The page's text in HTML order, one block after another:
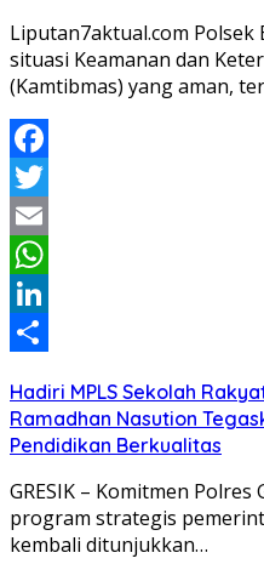
Liputan7aktual.com Polsek
situasi Keamanan dan
(Kamtibmas) yang aman,
Facebook
Twitter
Email
WhatsApp
LinkedIn
Hadiri MPLS Sekolah
Ramadhan Nasution
Pendidikan Berkualitas
GRESIK – Komitmen
program strategis
kembali ditunjukkan…